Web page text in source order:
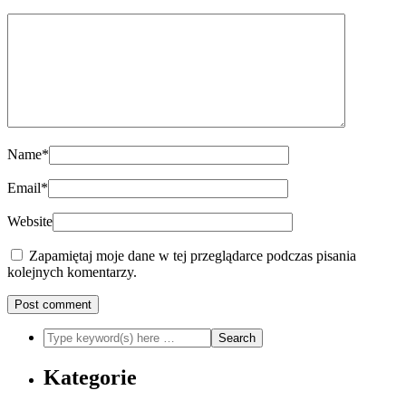
Name*
Email*
Website
Zapamiętaj moje dane w tej przeglądarce podczas pisania
kolejnych komentarzy.
Kategorie